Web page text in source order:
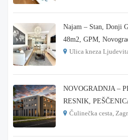
Najam – Stan, Donji
48m2, GPM,
Ulica kneza
NOVOGRADNJA –
RESNIK,
Čulinečka cesta,